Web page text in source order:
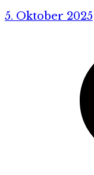
5. Oktober 2025